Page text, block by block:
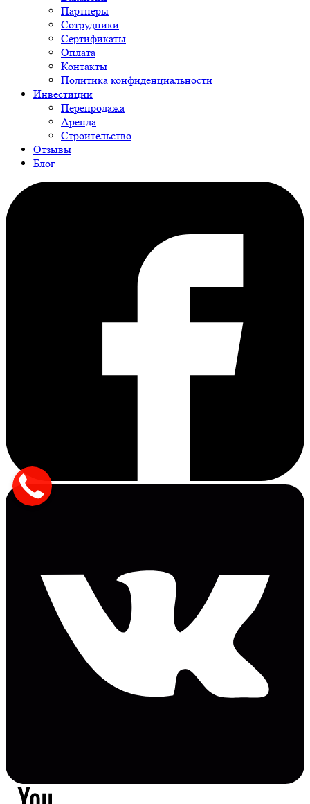
Партнеры
Сотрудники
Сертификаты
Оплата
Контакты
Политика конфиденциальности
Инвестиции
Перепродажа
Аренда
Строительство
Отзывы
Блог